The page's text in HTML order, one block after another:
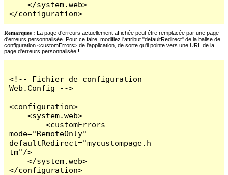
    </system.web>
</configuration>
Remarques : La page d'erreurs actuellement affichée peut être remplacée par une page
d'erreurs personnalisée. Pour ce faire, modifiez l'attribut "defaultRedirect" de la balise de
configuration <customErrors> de l'application, de sorte qu'il pointe vers une URL de la
page d'erreurs personnalisée !
<!-- Fichier de configuration
Web.Config -->
<configuration>
    <system.web>
        <customErrors
mode="RemoteOnly"
defaultRedirect="mycustompage.h
tm"/>
    </system.web>
</configuration>